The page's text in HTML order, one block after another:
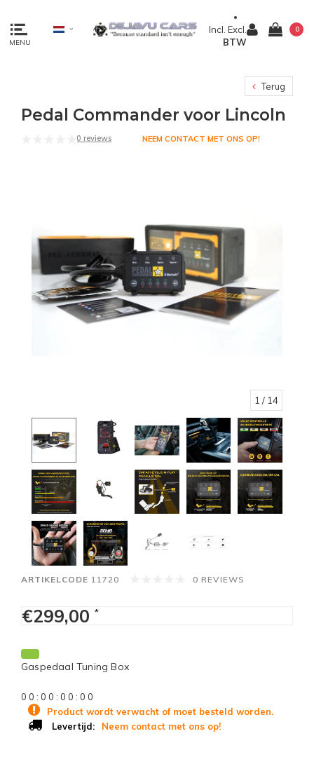
MENU
Incl. Excl.
BTW
0
Terug
Pedal Commander voor Lincoln
0 reviews NEEM CONTACT MET ONS OP!
1 / 14
ARTIKELCODE 11720 0 REVIEWS
€299,00 *
Gaspedaal Tuning Box
0 0 : 0 0 : 0 0 : 0 0
Product wordt verwacht of moet besteld worden.
Levertijd:
Neem contact met ons op!